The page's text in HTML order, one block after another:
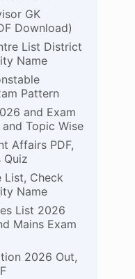
GK
Download)
List District
Name
Pattern
and Exam
Topic Wise
Affairs PDF,
Quiz
List, Check
Name
List 2026
Mains Exam
2026 Out,